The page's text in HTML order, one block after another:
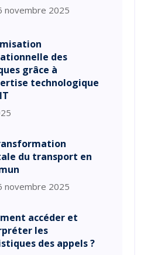
novembre 2025
des
grâce à
technologique
du transport en
novembre 2025
accéder et
les
des appels ?